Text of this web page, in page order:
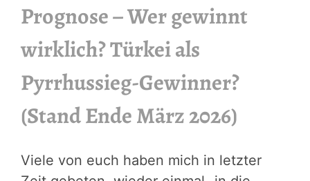
Prognose – Wer gewinnt
wirklich? Türkei als
Pyrrhussieg-Gewinner?
(Stand Ende März 2026)
Viele von euch haben mich in letzter